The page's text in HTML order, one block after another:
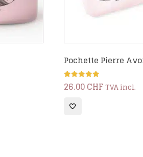
Pochette Pierre
Note
5.00
26.00CHFTVA incl.